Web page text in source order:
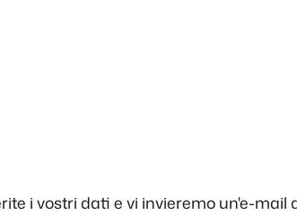
i vostri dati e vi invieremo un'e-